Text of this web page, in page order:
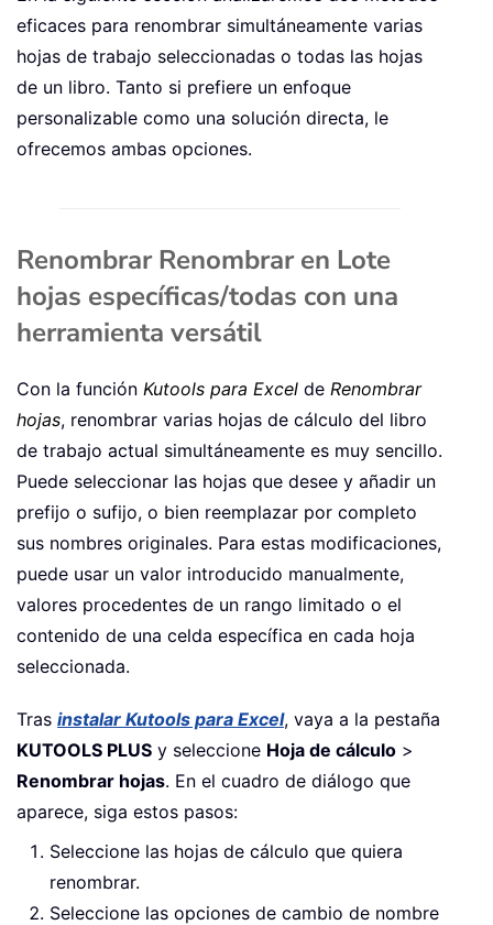
eficaces para renombrar simultáneamente varias
hojas de trabajo seleccionadas o todas las hojas
de un libro. Tanto si prefiere un enfoque
personalizable como una solución directa, le
ofrecemos ambas opciones.
Renombrar Renombrar en Lote
hojas específicas/todas con una
herramienta versátil
Con la función Kutools para Excel de Renombrar
hojas, renombrar varias hojas de cálculo del libro
de trabajo actual simultáneamente es muy sencillo.
Puede seleccionar las hojas que desee y añadir un
prefijo o sufijo, o bien reemplazar por completo
sus nombres originales. Para estas modificaciones,
puede usar un valor introducido manualmente,
valores procedentes de un rango limitado o el
contenido de una celda específica en cada hoja
seleccionada.
Tras instalar Kutools para Excel, vaya a la pestaña
KUTOOLS PLUS y seleccione Hoja de cálculo >
Renombrar hojas. En el cuadro de diálogo que
aparece, siga estos pasos:
Seleccione las hojas de cálculo que quiera
renombrar.
Seleccione las opciones de cambio de nombre